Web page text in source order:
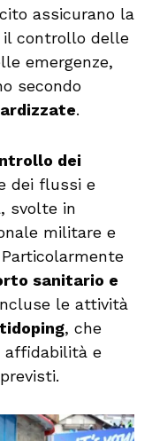
assicurano la
il controllo delle
emergenze,
secondo
.
dei
dei flussi e
svolte in
militare e
Particolarmente
sanitario e
le attività
, che
affidabilità e